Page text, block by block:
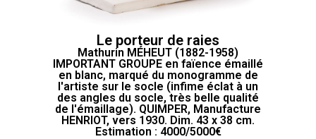
Le porteur de raies
Mathurin MÉHEUT (1882-1958)
IMPORTANT GROUPE en faïence émaillé
en blanc, marqué du monogramme de
l'artiste sur le socle (infime éclat à un
des angles du socle, très belle qualité
de l'émaillage). QUIMPER, Manufacture
HENRIOT, vers 1930. Dim. 43 x 38 cm.
Estimation : 4000/5000€